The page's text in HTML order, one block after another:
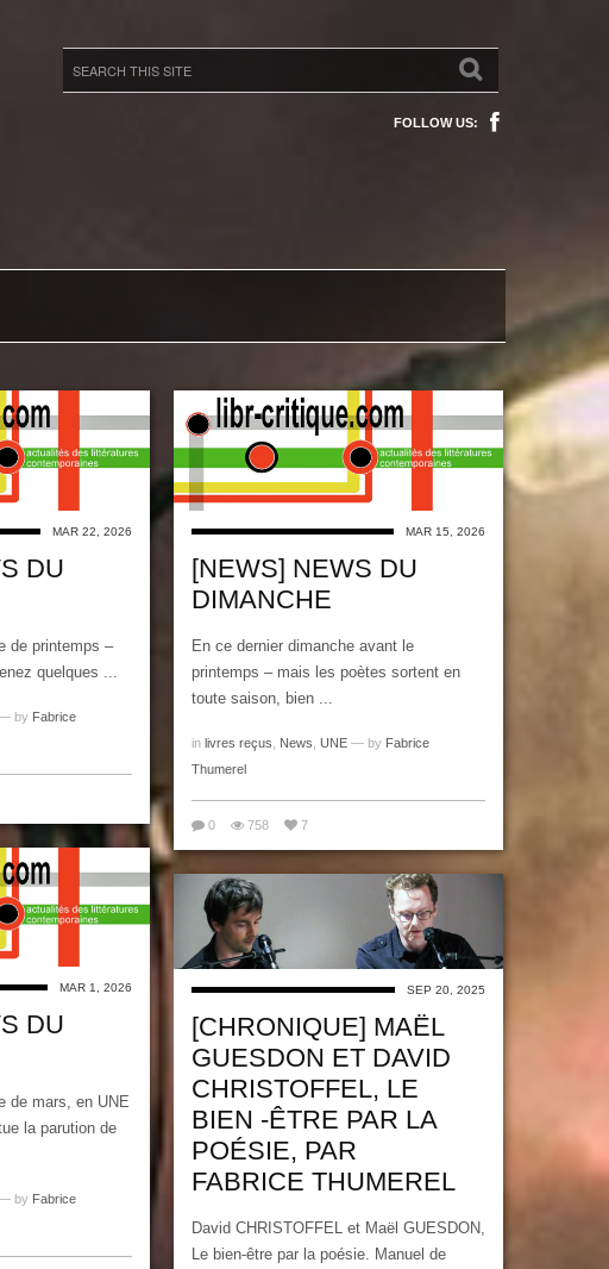
FOLLOW US:
MAR 22, 2026
DU
de printemps –
quelques ...
by Fabrice
MAR 15, 2026
[NEWS] NEWS DU
DIMANCHE
En ce dernier dimanche avant le
printemps – mais les poètes sortent en
toute saison, bien ...
in livres reçus News UNE — by Fabrice
Thumerel
0 758 7
MAR 1, 2026
DU
de mars, en UNE
la parution de
by Fabrice
SEP 20, 2025
[CHRONIQUE] MAËL
GUESDON ET DAVID
CHRISTOFFEL, LE
BIEN -ÊTRE PAR LA
POÉSIE, PAR
FABRICE THUMEREL
David CHRISTOFFEL et Maël GUESDON,
Le bien-être par la poésie. Manuel de